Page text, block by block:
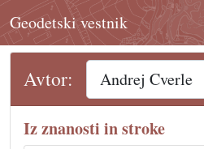
Geodetski vestnik
Avtor:
Iz znanosti in stroke